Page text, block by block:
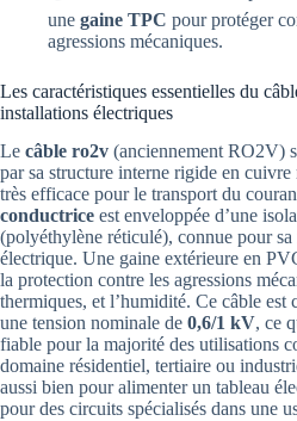
une gaine TPC pour protéger
agressions mécaniques.
Les caractéristiques essentielles du
installations électriques
Le câble ro2v (anciennement RO2V)
par sa structure interne rigide en
très efficace pour le transport du
conductrice est enveloppée d’une
(polyéthylène réticulé), connue pour sa
électrique. Une gaine extérieure en
la protection contre les agressions
thermiques, et l’humidité. Ce câble est
une tension nominale de 0,6/1 kV, ce
fiable pour la majorité des utilisations
domaine résidentiel, tertiaire ou
aussi bien pour alimenter un tableau
pour des circuits spécialisés dans une